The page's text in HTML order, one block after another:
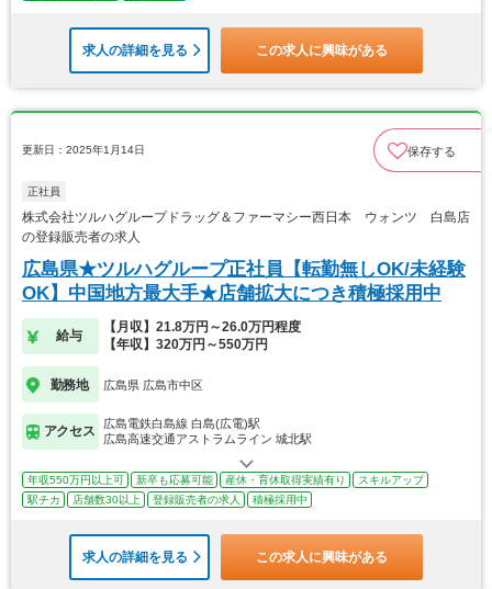
求人の詳細を見る この求人に興味がある
更新日：2025年1月14日 保存する
正社員
株式会社ツルハグループドラッグ＆ファーマシー西日本 ウォンツ 白島店
の登録販売者の求人
広島県★ツルハグループ正社員【転勤無しOK/未経験
OK】中国地方最大手★店舗拡大につき積極採用中
給与
【月収】21.8万円～26.0万円程度
【年収】320万円～550万円
勤務地 広島県 広島市中区
アクセス
広島電鉄白島線 白島(広電)駅
広島高速交通アストラムライン 城北駅
年収550万円以上可 新卒も応募可能 産休・育休取得実績有り
スキルアップ
駅チカ
店舗数30以上 登録販売者の求人 積極採用中
求人の詳細を見る この求人に興味がある